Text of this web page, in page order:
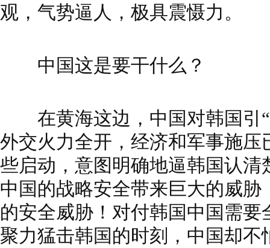
观，气势逼人，极具震慑力。
中国这是要干什么？
在黄海这边，中国对韩国引“
外交火力全开，经济和军事施压
些启动，意图明确地逼韩国认清
中国的战略安全带来巨大的威
的安全威胁！对付韩国中国需
聚力猛击韩国的时刻，中国却